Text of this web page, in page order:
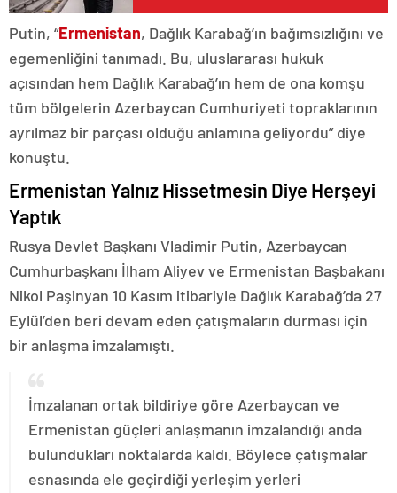
Putin, “Ermenistan, Dağlık Karabağ’ın bağımsızlığını ve
egemenliğini tanımadı. Bu, uluslararası hukuk
açısından hem Dağlık Karabağ’ın hem de ona komşu
tüm bölgelerin Azerbaycan Cumhuriyeti topraklarının
ayrılmaz bir parçası olduğu anlamına geliyordu” diye
konuştu.
Ermenistan Yalnız Hissetmesin Diye Herşeyi
Yaptık
Rusya Devlet Başkanı Vladimir Putin, Azerbaycan
Cumhurbaşkanı İlham Aliyev ve Ermenistan Başbakanı
Nikol Paşinyan 10 Kasım itibariyle Dağlık Karabağ’da 27
Eylül’den beri devam eden çatışmaların durması için
bir anlaşma imzalamıştı.
İmzalanan ortak bildiriye göre Azerbaycan ve
Ermenistan güçleri anlaşmanın imzalandığı anda
bulundukları noktalarda kaldı. Böylece çatışmalar
esnasında ele geçirdiği yerleşim yerleri